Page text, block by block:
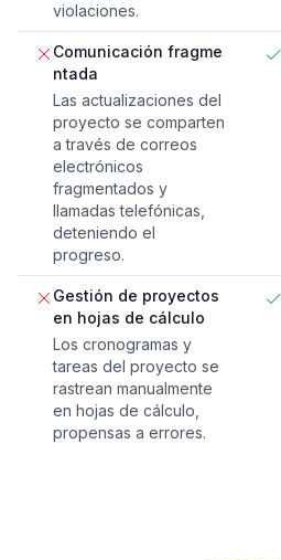
violaciones.
Comunicación fragme
ntada
Las actualizaciones del
proyecto se comparten
a través de correos
electrónicos
fragmentados y
llamadas telefónicas,
deteniendo el
progreso.
Gestión de proyectos
en hojas de cálculo
Los cronogramas y
tareas del proyecto se
rastrean manualmente
en hojas de cálculo,
propensas a errores.